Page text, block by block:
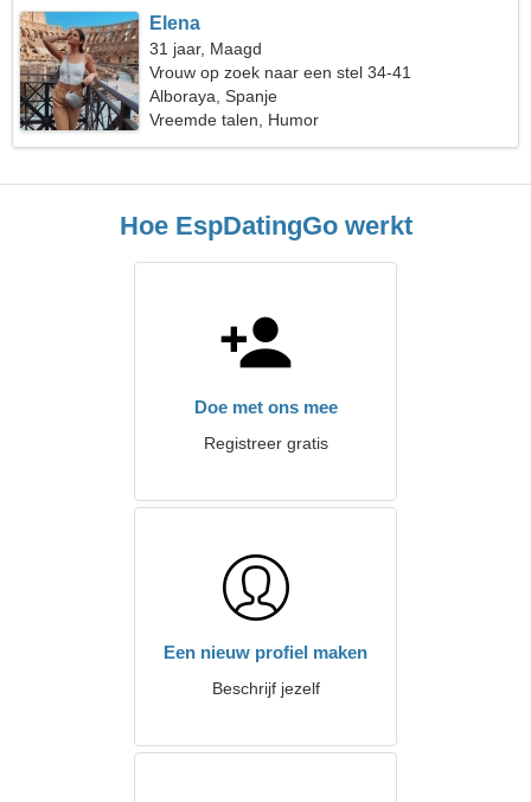
Elena
31 jaar, Maagd
Vrouw op zoek naar een stel 34-41
Alboraya, Spanje
Vreemde talen, Humor
Hoe EspDatingGo werkt
Doe met ons mee
Registreer gratis
Een nieuw profiel maken
Beschrijf jezelf